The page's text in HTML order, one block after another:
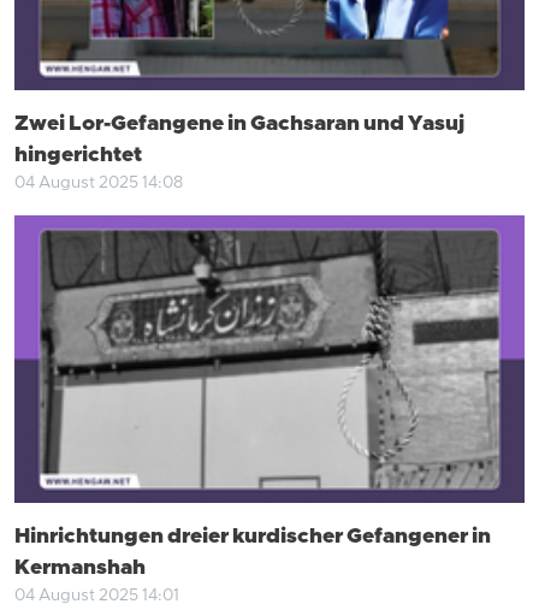
Zwei Lor-Gefangene in Gachsaran und Yasuj
hingerichtet
04 August 2025 14:08
Hinrichtungen dreier kurdischer Gefangener in
Kermanshah
04 August 2025 14:01